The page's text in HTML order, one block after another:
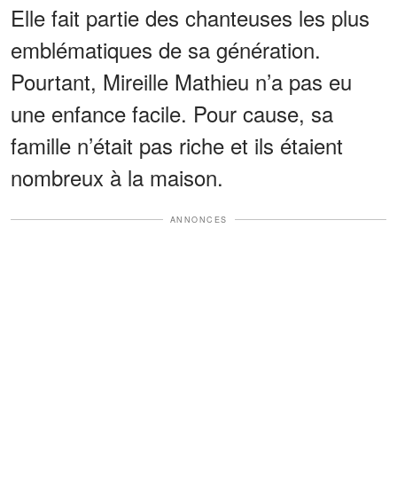
Elle fait partie des chanteuses les plus
emblématiques de sa génération.
Pourtant, Mireille Mathieu n’a pas eu
une enfance facile. Pour cause, sa
famille n’était pas riche et ils étaient
nombreux à la maison.
ANNONCES